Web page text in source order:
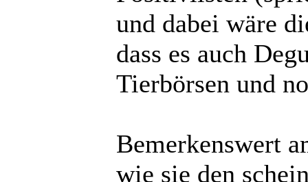
und dabei wäre
dass es auch
Tierbörsen und
Bemerkenswert
wie sie den